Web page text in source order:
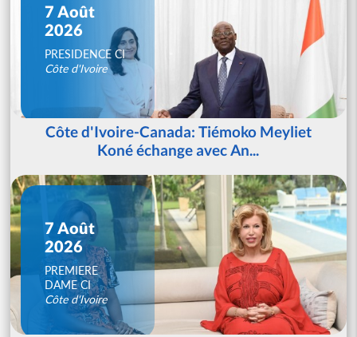
7 Août
2026
PRESIDENCE CI
Côte d'Ivoire
Côte d'Ivoire-Canada: Tiémoko Meyliet
Koné échange avec An...
7 Août
2026
PREMIERE
DAME CI
Côte d'Ivoire